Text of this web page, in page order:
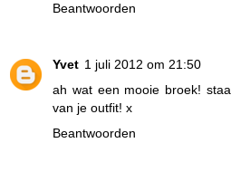
Beantwoorden
Yvet 1 juli 2012 om 21:50
ah wat een mooie broek!
van je outfit! x
Beantwoorden